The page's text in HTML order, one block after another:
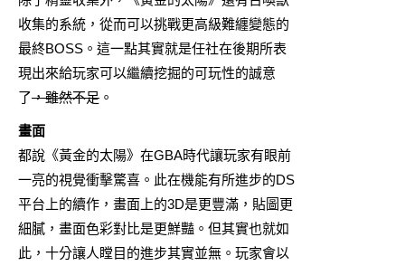
收集的系統，從而可以挑戰更高級難纏變態的
最終BOSS。這一點其實就是任社在後期所表
現出來給玩家可以繼續挖掘的可玩性的誠意
了，雖然不足 。
畫面
都說《黃金的太陽》在GBA時代讓玩家有眼前
一亮的視覺衝擊驚喜。此在機能有所進步的DS
平台上的續作，畫面上的3D是更豐滿，貼圖更
細膩，畫面色彩對比是更鮮豔。但其實也就如
此，十分讓人瞠目的進步其實並無。玩家會以